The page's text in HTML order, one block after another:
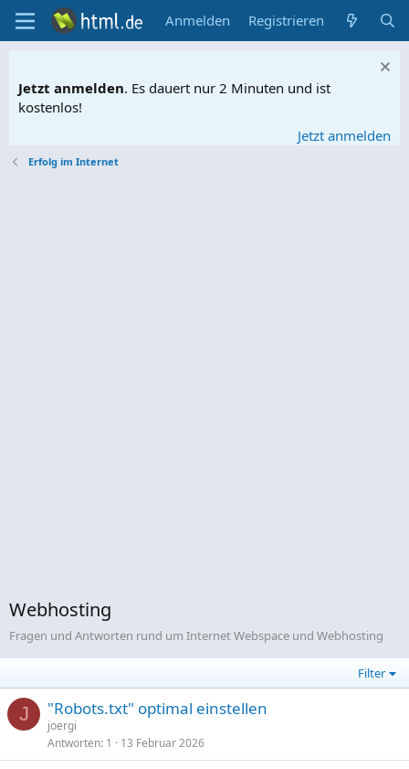
Anmelden Registrieren
Jetzt anmelden. Es dauert nur 2 Minuten und ist
kostenlos!
Jetzt anmelden
Erfolg im Internet
Webhosting
Fragen und Antworten rund um Internet Webspace und Webhosting
Filter
J "Robots.txt" optimal einstellen
joergi
Antworten 1 13 Februar 2026